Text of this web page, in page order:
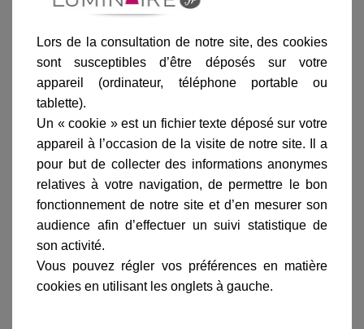
Ajouter au panier
Informations produit
marque
gamme complète
Lors de la consultation de notre site, des cookies
sont susceptibles d’être déposés sur votre
appareil (ordinateur, téléphone portable ou
tablette).
Un « cookie » est un fichier texte déposé sur votre
appareil à l’occasion de la visite de notre site. Il a
pour but de collecter des informations anonymes
relatives à votre navigation, de permettre le bon
fonctionnement de notre site et d’en mesurer son
audience afin d’effectuer un suivi statistique de
son activité.
Vous pouvez régler vos préférences en matière
cookies en utilisant les onglets à gauche.